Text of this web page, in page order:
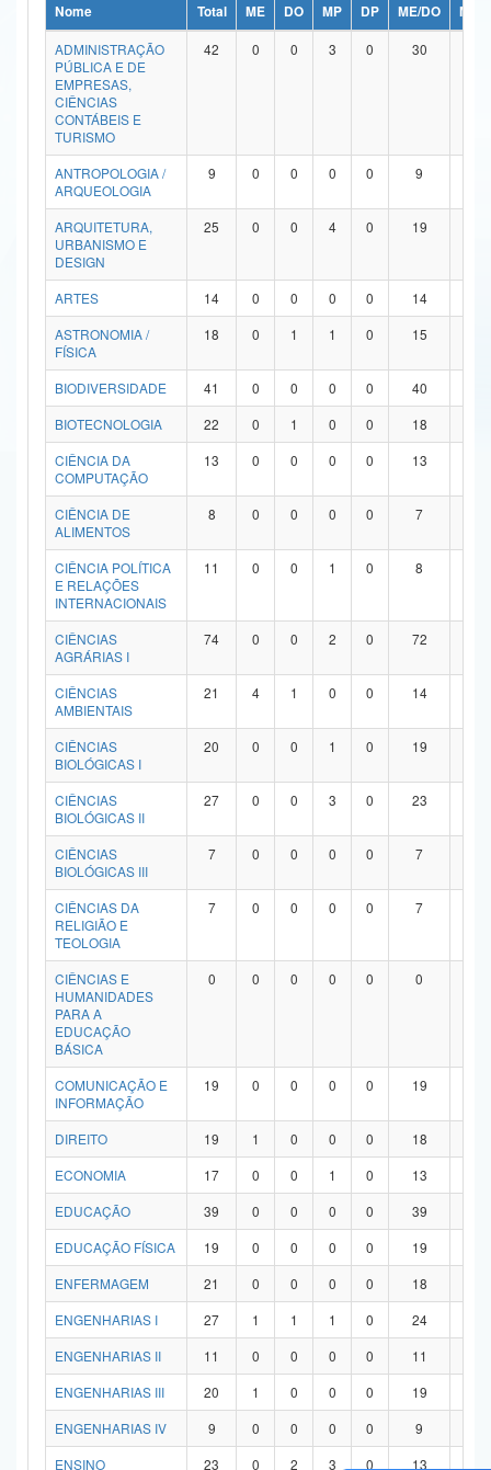
Ministério da Ciência, Tecnologia, Inovações e Comunicações
Ministério do Meio Ambiente
Ministério do Turismo
Ministério do Desenvolvimento Regional
Controladoria-Geral da União
Ministério da Mulher, da Família e dos Direitos Humanos
Secretaria de Governo
Advocacia-Geral da União
Banco Central do Brasil
Nome Total ME DO MP DP ME/DO
MP/
ADMINISTRAÇÃO
PÚBLICA E DE
EMPRESAS,
CIÊNCIAS
CONTÁBEIS E
TURISMO
42 0 0 3 0 30
ANTROPOLOGIA /
ARQUEOLOGIA
9 0 0 0 0 9
ARQUITETURA,
URBANISMO E
DESIGN
25 0 0 4 0 19
ARTES 14 0 0 0 0 14
ASTRONOMIA /
FÍSICA
18 0 1 1 0 15
BIODIVERSIDADE 41 0 0 0 0 40
BIOTECNOLOGIA
22 0 1 0 0 18
CIÊNCIA DA
COMPUTAÇÃO
13 0 0 0 0 13
CIÊNCIA DE
ALIMENTOS
8 0 0 0 0 7
CIÊNCIA POLÍTICA
E RELAÇÕES
INTERNACIONAIS
11 0 0 1 0 8
CIÊNCIAS
AGRÁRIAS I
74 0 0 2 0 72
CIÊNCIAS
AMBIENTAIS
21 4 1 0 0 14
CIÊNCIAS
BIOLÓGICAS I
20 0 0 1 0 19
CIÊNCIAS
BIOLÓGICAS II
27 0 0 3 0 23
CIÊNCIAS
BIOLÓGICAS III
7 0 0 0 0 7
CIÊNCIAS DA
RELIGIÃO E
TEOLOGIA
7 0 0 0 0 7
CIÊNCIAS E
HUMANIDADES
PARA A
EDUCAÇÃO
BÁSICA
0 0 0 0 0 0
COMUNICAÇÃO E
INFORMAÇÃO
19 0 0 0 0 19
DIREITO 19 1 0 0 0 18
ECONOMIA
17 0 0 1 0 13
EDUCAÇÃO
39 0 0 0 0 39
EDUCAÇÃO FÍSICA
19 0 0 0 0 19
ENFERMAGEM
21 0 0 0 0 18
ENGENHARIAS I
27 1 1 1 0 24
ENGENHARIAS II
11 0 0 0 0 11
ENGENHARIAS III
20 1 0 0 0 19
ENGENHARIAS IV
9 0 0 0 0 9
ENSINO
23 0 2 3 0 13